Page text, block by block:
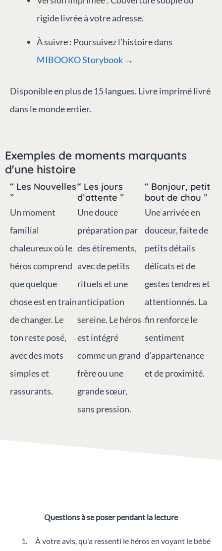
rigide livrée à votre adresse.
À suivre : Poursuivez l’histoire dans
MIBOOKO Storybook →
Disponible en plus de 15 langues. Livre imprimé livré
dans le monde entier.
Exemples de moments marquants
d'une histoire
“ Les Nouvelles
”
Un moment
familial
chaleureux où le
héros comprend
que quelque
chose est en train
de changer. Le
ton reste posé,
avec des mots
simples et
rassurants.
“ Les jours
d’attente ”
Une douce
préparation par
des étirements,
avec de petits
rituels et une
anticipation
sereine. Le héros
est intégré
comme un grand
frère ou une
grande sœur,
sans pression.
“ Bonjour, petit
bout de chou ”
Une arrivée en
douceur, faite de
petits détails
délicats et de
gestes tendres et
attentionnés. La
fin renforce le
sentiment
d'appartenance
et de proximité.
Questions à se poser pendant la lecture
À votre avis, qu'a ressenti le héros en voyant le bébé